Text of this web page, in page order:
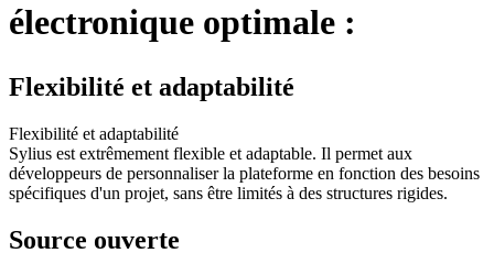
électronique optimale :
Flexibilité et adaptabilité
Flexibilité et adaptabilité
Sylius est extrêmement flexible et adaptable. Il permet aux
développeurs de personnaliser la plateforme en fonction des besoins
spécifiques d'un projet, sans être limités à des structures rigides.
Source ouverte